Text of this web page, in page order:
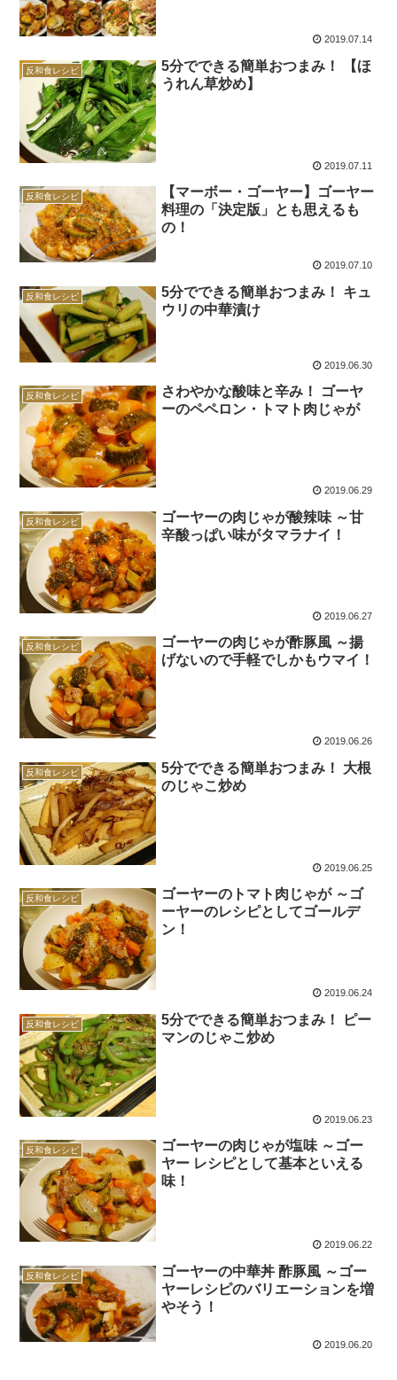
2019.07.14
反和食レシピ
5分でできる簡単おつまみ！ 【ほ
うれん草炒め】
2019.07.11
反和食レシピ
【マーボー・ゴーヤー】ゴーヤー
料理の「決定版」とも思えるも
の！
2019.07.10
反和食レシピ
5分でできる簡単おつまみ！ キュ
ウリの中華漬け
2019.06.30
反和食レシピ
さわやかな酸味と辛み！ ゴーヤ
ーのペペロン・トマト肉じゃが
2019.06.29
反和食レシピ
ゴーヤーの肉じゃが酸辣味 ～甘
辛酸っぱい味がタマラナイ！
2019.06.27
反和食レシピ
ゴーヤーの肉じゃが酢豚風 ～揚
げないので手軽でしかもウマイ！
2019.06.26
反和食レシピ
5分でできる簡単おつまみ！ 大根
のじゃこ炒め
2019.06.25
反和食レシピ
ゴーヤーのトマト肉じゃが ～ゴ
ーヤーのレシピとしてゴールデ
ン！
2019.06.24
反和食レシピ
5分でできる簡単おつまみ！ ピー
マンのじゃこ炒め
2019.06.23
反和食レシピ
ゴーヤーの肉じゃが塩味 ～ゴー
ヤー レシピとして基本といえる
味！
2019.06.22
反和食レシピ
ゴーヤーの中華丼 酢豚風 ～ゴー
ヤーレシピのバリエーションを増
やそう！
2019.06.20